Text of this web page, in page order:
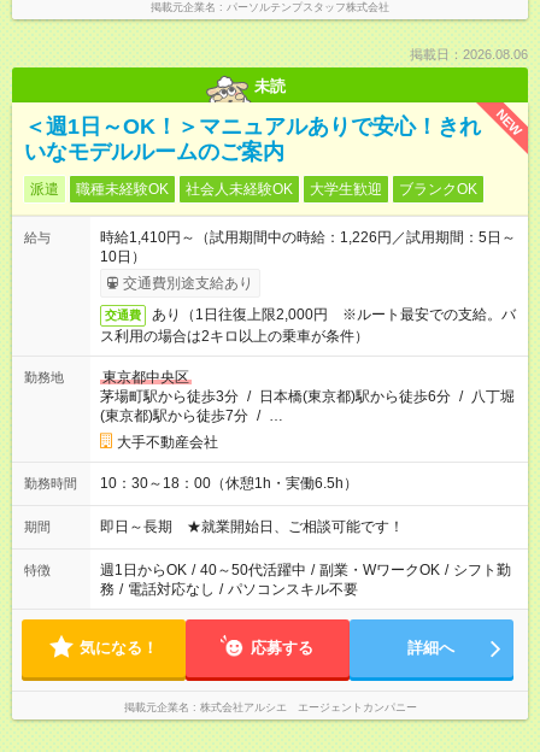
掲載元企業名 パーソルテンプスタッフ株式会社
掲載日：2026.08.06
未読
NEW
＜週1日～OK！＞マニュアルありで安心！きれ
いなモデルルームのご案内
派遣 職種未経験OK 社会人未経験OK 大学生歓迎 ブランクOK
給与
時給1,410円～（試用期間中の時給：1,226円／試用期間：5日～
10日）
交通費別途支給あり
交通費
あり（1日往復上限2,000円 ※ルート最安での支給。バ
ス利用の場合は2キロ以上の乗車が条件）
勤務地
東京都中央区
茅場町駅から徒歩3分 / 日本橋(東京都)駅から徒歩6分 / 八丁堀
(東京都)駅から徒歩7分 / …
大手不動産会社
勤務時間 10：30～18：00（休憩1h・実働6.5h）
期間 即日～長期 ★就業開始日、ご相談可能です！
特徴 週1日からOK / 40～50代活躍中 / 副業・WワークOK / シフト勤
務 / 電話対応なし / パソコンスキル不要
気になる！ 応募する 詳細へ
掲載元企業名 株式会社アルシエ エージェントカンパニー